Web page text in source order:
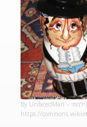
https://